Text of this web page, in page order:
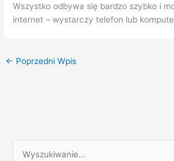
Wszystko odbywa się bardzo szybko i
internet – wystarczy telefon lub
← Poprzedni Wpis